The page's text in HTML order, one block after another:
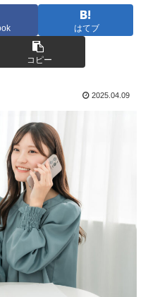
はてブ
コピー
2025.04.09